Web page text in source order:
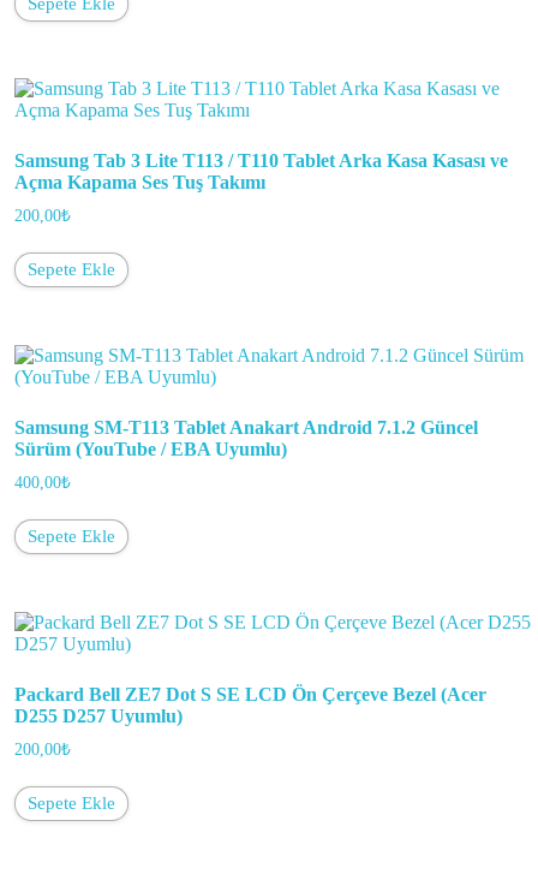
Samsung Tab 3 Lite T113 / T110 Tablet Arka Kasa Kasası ve
Açma Kapama Ses Tuş Takımı
200,00₺
Sepete Ekle
Samsung SM-T113 Tablet Anakart Android 7.1.2 Güncel
Sürüm (YouTube / EBA Uyumlu)
400,00₺
Sepete Ekle
Packard Bell ZE7 Dot S SE LCD Ön Çerçeve Bezel (Acer
D255 D257 Uyumlu)
200,00₺
Sepete Ekle